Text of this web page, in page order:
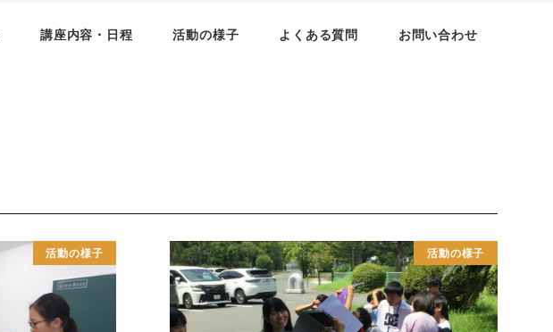
講座内容・日程 活動の様子 よくある質問 お問い合わせ
活動の様子 活動の様子